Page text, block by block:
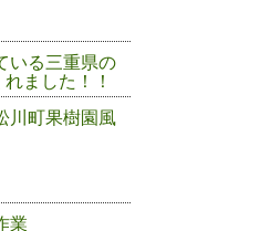
いる三重県の
ました！！
町果樹園風
業